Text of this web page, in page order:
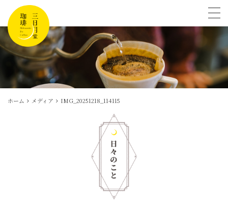
ホーム メディア IMG_20251218_114115